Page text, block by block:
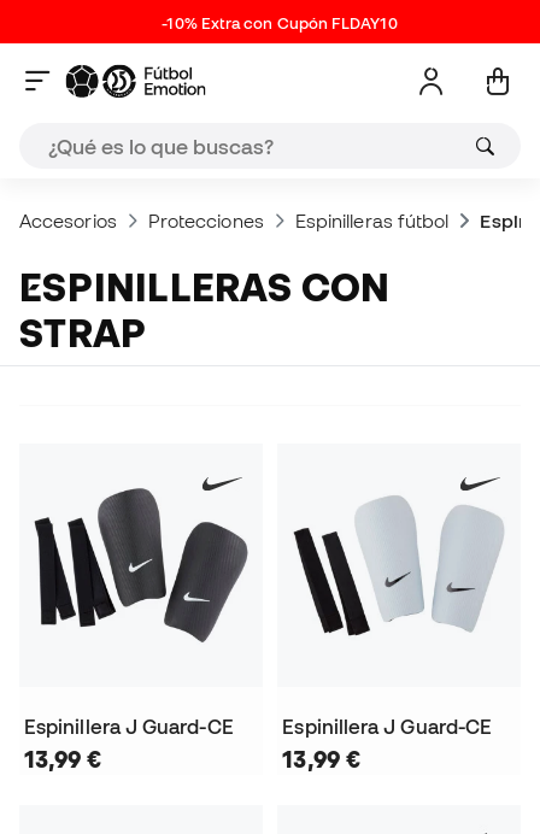
-10% Extra con Cupón FLDAY10
Accesorios Protecciones Espinilleras fútbol
ESPINILLERAS CON
STRAP
Espinillera J Guard-CE
13,99 €
Espinillera J Guard-CE
13,99 €